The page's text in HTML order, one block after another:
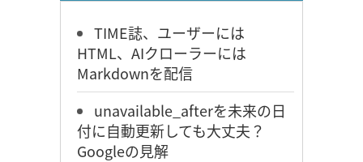
TIME誌、ユーザーには
HTML、AIクローラーには
Markdownを配信
unavailable_afterを未来の日
付に自動更新しても大丈夫？
Googleの見解